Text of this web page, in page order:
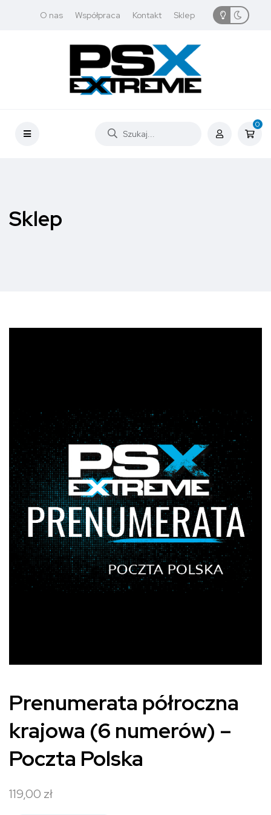
O nas Współpraca Kontakt Sklep
0
Sklep
Prenumerata półroczna
krajowa (6 numerów) –
Poczta Polska
119,00 zł